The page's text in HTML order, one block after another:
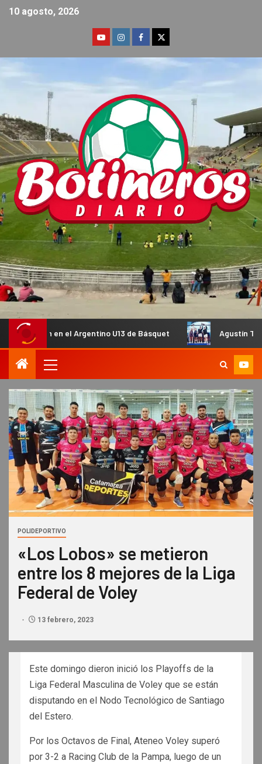
10 agosto, 2026
el Argentino U13 de Básquet Agustín Tapia y Arturo
POLIDEPORTIVO
«Los Lobos» se metieron
entre los 8 mejores de la Liga
Federal de Voley
13 febrero, 2023
Este domingo dieron inició los Playoffs de la
Liga Federal Masculina de Voley que se están
disputando en el Nodo Tecnológico de Santiago
del Estero.
Por los Octavos de Final, Ateneo Voley superó
por 3-2 a Racing Club de la Pampa, luego de un